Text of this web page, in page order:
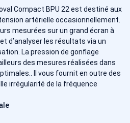
Compact BPU 22 est destiné aux
artérielle occasionnellement.
mesurées sur un grand écran à
d’analyser les résultats via un
La pression de gonflage
des mesures réalisées dans
Il vous fournit en outre des
irrégularité de la fréquence